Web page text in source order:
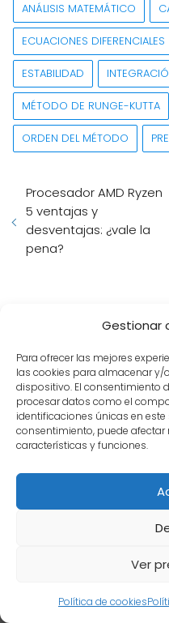
Gestionar
Para ofrecer las mejores
las cookies para almacenar y/
dispositivo. El consentimiento
procesar datos como el
identificaciones únicas en este
consentimiento, puede
características y funciones.
Ver
Política de cookies
ANÁLISIS MATEMÁTICO
ECUACIONES DIFERENCIALES
ESTABILIDAD
MÉTODO DE RUNGE-KUTTA
ORDEN DEL MÉTODO
Procesador AMD Ryzen
5 ventajas y
desventajas: ¿vale la
pena?
Ventajas y
de empresas